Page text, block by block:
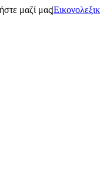
μαζί μας|